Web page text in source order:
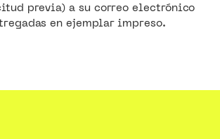
previa) a su correo electrónico
en ejemplar impreso.